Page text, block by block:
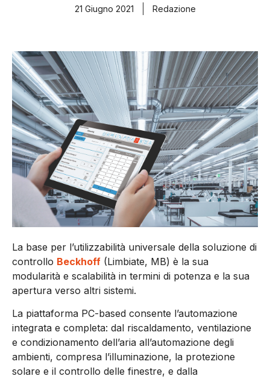
21 Giugno 2021
Redazione
La base per l’utilizzabilità universale della soluzione di
controllo Beckhoff (Limbiate, MB) è la sua
modularità e scalabilità in termini di potenza e la sua
apertura verso altri sistemi.
La piattaforma PC-based consente l’automazione
integrata e completa: dal riscaldamento, ventilazione
e condizionamento dell’aria all’automazione degli
ambienti, compresa l’illuminazione, la protezione
solare e il controllo delle finestre, e dalla